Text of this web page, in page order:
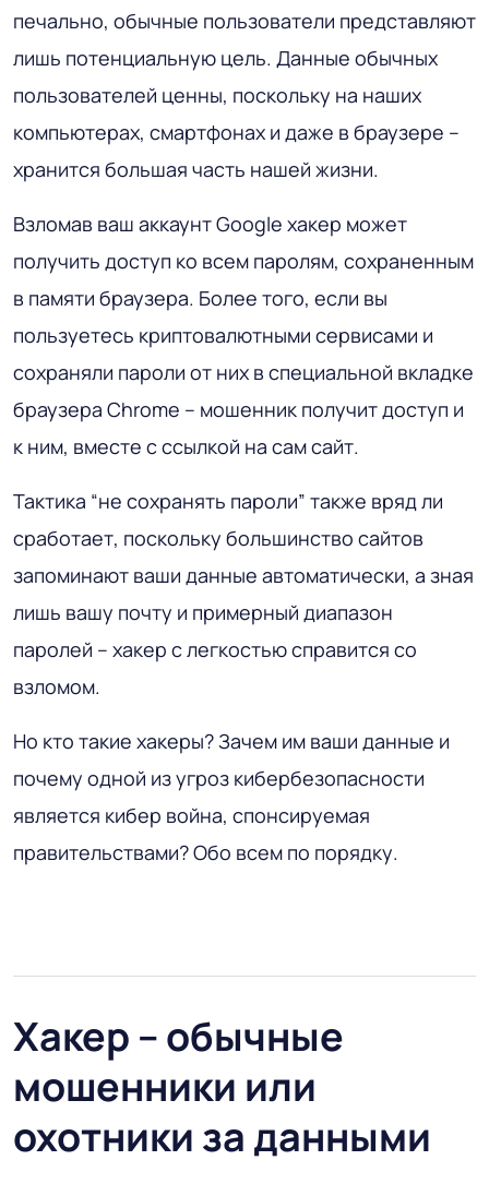
печально, обычные пользователи представляют
лишь потенциальную цель. Данные обычных
пользователей ценны, поскольку на наших
компьютерах, смартфонах и даже в браузере –
хранится большая часть нашей жизни.
Взломав ваш аккаунт Google хакер может
получить доступ ко всем паролям, сохраненным
в памяти браузера. Более того, если вы
пользуетесь криптовалютными сервисами и
сохраняли пароли от них в специальной вкладке
браузера Chrome – мошенник получит доступ и
к ним, вместе с ссылкой на сам сайт.
Тактика “не сохранять пароли” также вряд ли
сработает, поскольку большинство сайтов
запоминают ваши данные автоматически, а зная
лишь вашу почту и примерный диапазон
паролей – хакер с легкостью справится со
взломом.
Но кто такие хакеры? Зачем им ваши данные и
почему одной из угроз кибербезопасности
является кибер война, спонсируемая
правительствами? Обо всем по порядку.
Хакер – обычные
мошенники или
охотники за данными